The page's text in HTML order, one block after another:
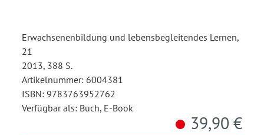
Erwachsenenbildung und lebensbegleitendes Lernen,
21
2013, 388 S.
Artikelnummer: 6004381
ISBN: 9783763952762
Verfügbar als: Buch, E-Book
39,90 €